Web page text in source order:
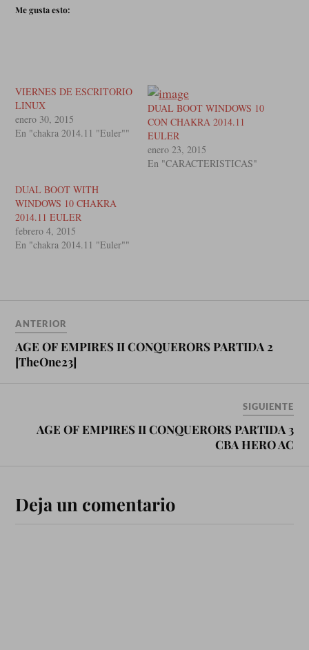
Me gusta esto:
VIERNES DE ESCRITORIO
LINUX
enero 30, 2015
En "chakra 2014.11 "Euler""
DUAL BOOT WINDOWS 10
CON CHAKRA 2014.11
EULER
enero 23, 2015
En "CARACTERISTICAS"
DUAL BOOT WITH
WINDOWS 10 CHAKRA
2014.11 EULER
febrero 4, 2015
En "chakra 2014.11 "Euler""
ANTERIOR
AGE OF EMPIRES II CONQUERORS PARTIDA 2
[TheOne23]
SIGUIENTE
AGE OF EMPIRES II CONQUERORS PARTIDA 3
CBA HERO AC
Deja un comentario